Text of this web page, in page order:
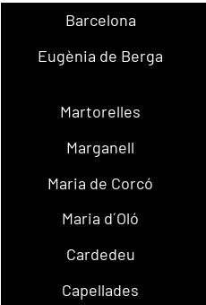
Barcelona
Eugènia de Berga
Martorelles
Marganell
Maria de Corcó
Maria d´Oló
Cardedeu
Capellades